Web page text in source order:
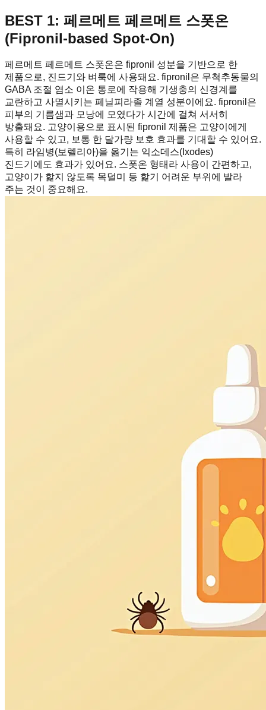
BEST 1: 페르메트 페르메트 스폿온
(Fipronil-based Spot-On)
페르메트 페르메트 스폿온은 fipronil 성분을 기반으로 한
제품으로, 진드기와 벼룩에 사용돼요. fipronil은 무척추동물의
GABA 조절 염소 이온 통로에 작용해 기생충의 신경계를
교란하고 사멸시키는 페닐피라졸 계열 성분이에요. fipronil은
피부의 기름샘과 모낭에 모였다가 시간에 걸쳐 서서히
방출돼요. 고양이용으로 표시된 fipronil 제품은 고양이에게
사용할 수 있고, 보통 한 달가량 보호 효과를 기대할 수 있어요.
특히 라임병(보렐리아)을 옮기는 익소데스(Ixodes)
진드기에도 효과가 있어요. 스폿온 형태라 사용이 간편하고,
고양이가 핥지 않도록 목덜미 등 핥기 어려운 부위에 발라
주는 것이 중요해요.